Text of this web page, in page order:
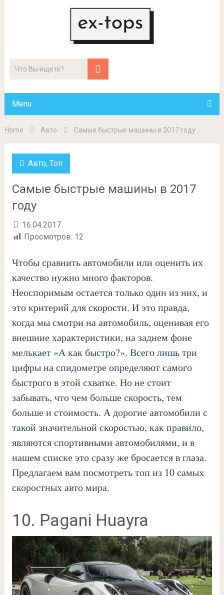
Menu
Home Авто Самые быстрые машины в 2017 году
Авто, Топ
Самые быстрые машины в 2017
году
16.04.2017
Просмотров: 12
Чтобы сравнить автомобили или оценить их
качество нужно много факторов.
Неоспоримым остается только один из них, и
это критерий для скорости. И это правда,
когда мы смотри на автомобиль, оценивая его
внешние характеристики, на заднем фоне
мелькает «А как быстро?». Всего лишь три
цифры на спидометре определяют самого
быстрого в этой схватке. Но не стоит
забывать, что чем больше скорость, тем
больше и стоимость. А дорогие автомобили с
такой значительной скоростью, как правило,
являются спортивными автомобилями, и в
нашем списке это сразу же бросается в глаза.
Предлагаем вам посмотреть топ из 10 самых
скоростных авто мира.
10. Pagani Huayra